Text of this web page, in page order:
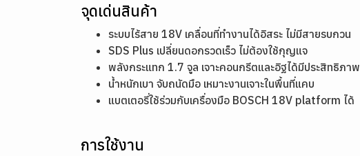
จุดเด่นสินค้า
ระบบไร้สาย 18V เคลื่อนที่ทำงานได้อิสระ ไม่มีสายรบกวน
SDS Plus เปลี่ยนดอกรวดเร็ว ไม่ต้องใช้กุญแจ
พลังกระแทก 1.7 จูล เจาะคอนกรีตและอิฐได้มีประสิทธิภาพ
น้ำหนักเบา จับถนัดมือ เหมาะงานเจาะในพื้นที่แคบ
แบตเตอรี่ใช้ร่วมกับเครื่องมือ BOSCH 18V platform ได้
การใช้งาน